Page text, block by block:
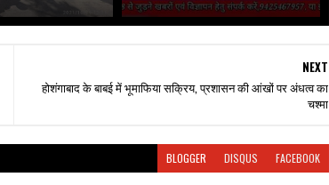
NEXT
होशंगाबाद के बाबई में भूमाफिया सक्रिय, प्रशासन की आंखों पर अंधत्व का
चश्मा
BLOGGER DISQUS FACEBOOK